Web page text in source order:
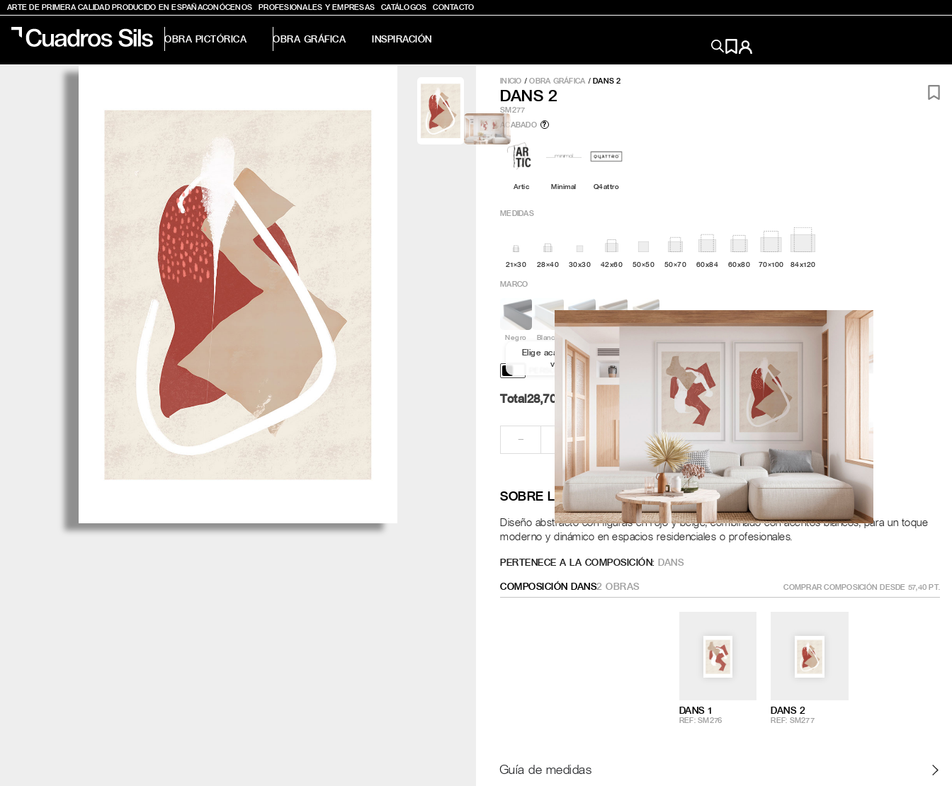
ARTE DE PRIMERA CALIDAD PRODUCIDO EN ESPAÑACONÓCENOS PROFESIONALES Y EMPRESAS CATÁLOGOS CONTACTO
OBRA PICTÓRICA OBRA GRÁFICA INSPIRACIÓN
Obra Pictórica
INICIO /OBRA GRÁFICA / DANS 2
DANS 2
SM277
ACABADO
?
Artic Minimal Q4attro
MEDIDAS
21×30 28×40 30x30 42x60 50×50 50×70 60x84 60x80 70×100 84x120
PERSONALIZACIÓN Y DISEÑO
MARCO
Negro Blanco
Elige acabado y medida para
ver los marcos
Total28,70 Pt.
−
REGÍSTRATE PARA AÑADIR AL CARRITO
SOBRE LA OBRA
Diseño abstracto con figuras en rojo y beige, combinado con acentos blancos, para un toque
moderno y dinámico en espacios residenciales o profesionales.
PERTENECE A LA COMPOSICIÓN: DANS
COMPOSICIÓN DANS2 OBRAS COMPRAR COMPOSICIÓN DESDE 57,40 PT.
DANS 1
REF: SM276
DANS 2
REF: SM277
Guía de medidas